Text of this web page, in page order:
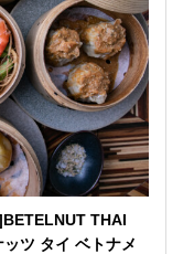
THAI
ツ タイ ベトナメ